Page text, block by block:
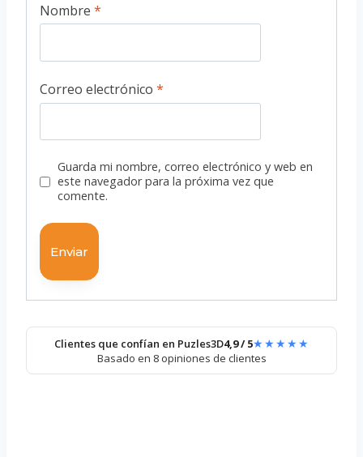
Nombre *
Correo electrónico *
Guarda mi nombre, correo electrónico y web en
este navegador para la próxima vez que
comente.
Clientes que confían en Puzles3D4,9 / 5★★★★★
Basado en 8 opiniones de clientes